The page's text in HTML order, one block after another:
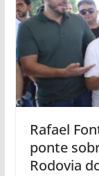
Rafael
ponte
Rodovia